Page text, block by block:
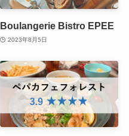
Boulangerie Bistro EPEE
2023年8月5日